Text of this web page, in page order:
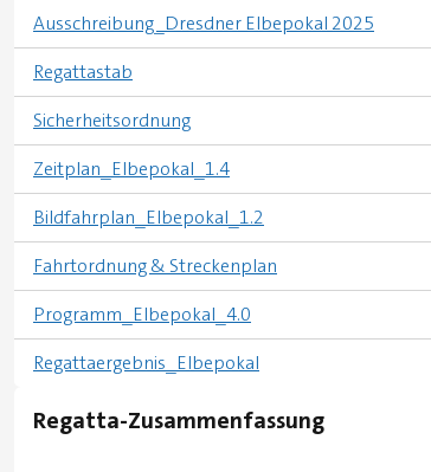
Ausschreibung_Dresdner Elbepokal 2025
Regattastab
Sicherheitsordnung
Zeitplan_Elbepokal_1.4
Bildfahrplan_Elbepokal_1.2
Fahrtordnung & Streckenplan
Programm_Elbepokal_4.0
Regattaergebnis_Elbepokal
Regatta-Zusammenfassung